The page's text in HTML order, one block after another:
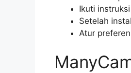
Ikuti
Setelah
Atur